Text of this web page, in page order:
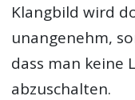
Klangbild wird
unangenehm,
dass man keine
abzuschalten.